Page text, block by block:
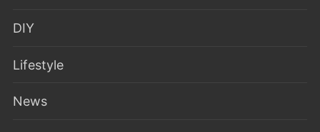
DIY
Lifestyle
News